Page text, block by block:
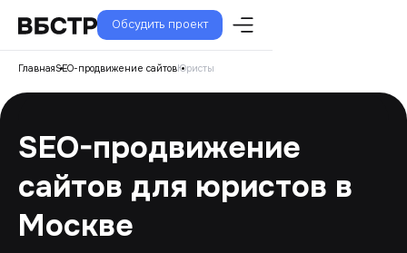
Обсудить проект
ГлавнаяSEO-продвижение сайтовЮристы
SEO-продвижение
сайтов для юристов в
Москве